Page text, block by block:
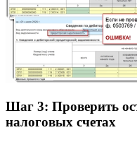
Шаг 3: Проверить
налоговых счетах